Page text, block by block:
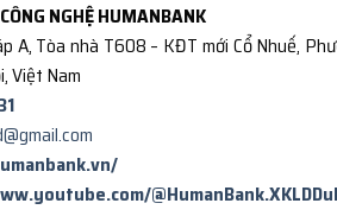
NGHỆ HUMANBANK
A, Tòa nhà T608 – KĐT mới Cổ Nhuế,
Việt Nam